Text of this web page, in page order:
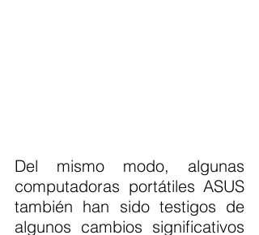
Del mismo modo, algunas
computadoras portátiles ASUS
también han sido testigos de
algunos cambios significativos